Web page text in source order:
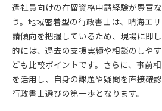
遣社員向けの在留資格申請経験が豊富
う。地域密着型の行政書士は、晴海エ
請傾向を把握しているため、現場に即
的には、過去の支援実績や相談のしや
ども比較ポイントです。さらに、事前
を活用し、自身の課題や疑問を直接確
行政書士選びの第一歩となります。